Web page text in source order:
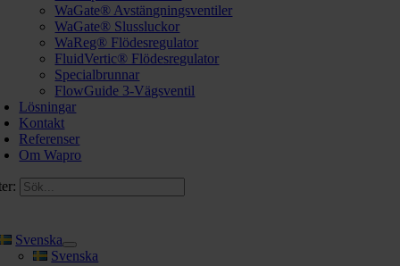
WaGate® Avstängningsventiler
WaGate® Slussluckor
WaReg® Flödesregulator
FluidVertic® Flödesregulator
Specialbrunnar
FlowGuide 3-Vägsventil
Lösningar
Kontakt
Referenser
Om Wapro
Svenska
Svenska